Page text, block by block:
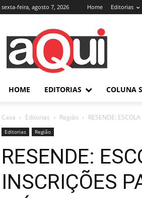
sexta-feira, agosto 7, 2026 Home Editorias
HOME EDITORIAS COLUNA
Casa Editorias Região RESENDE:
Editorias Região
RESENDE:
INSCRIÇÕES